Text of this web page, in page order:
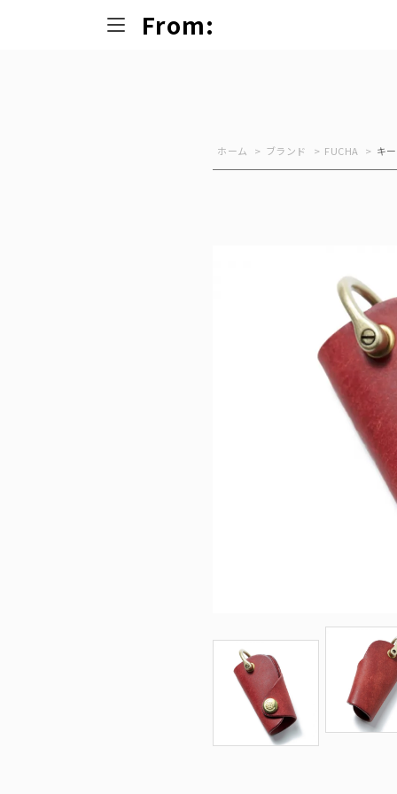
From:
ホーム > ブランド > FUCHA > キ